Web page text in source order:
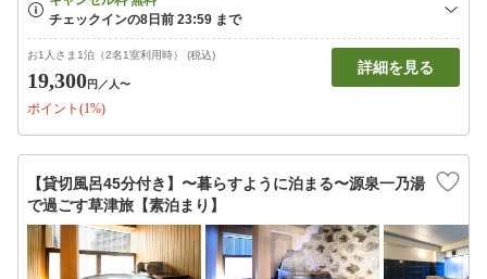
お1人さま1泊（2名1室利用時） (税込)
19,300円 ／人〜
ポイント(1%)
詳細を見る
【貸切風呂45分付き】〜暮らすように泊まる〜源泉一乃湯
で過ごす草津旅【素泊まり】